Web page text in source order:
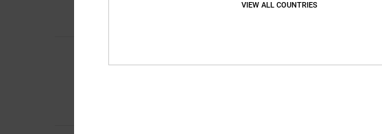
Preis-Leistungs-Verhältnis
5/5
Stil und Qualität stehen im Vordergrund
VIEW ALL COUNTRIES